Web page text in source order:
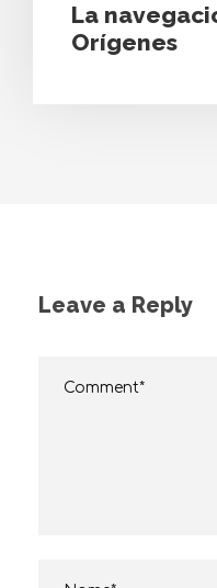
La
Orígenes
Leave a Reply